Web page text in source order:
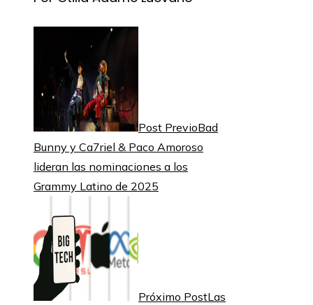
Post PrevioBad
Bunny y Ca7riel & Paco Amoroso
lideran las nominaciones a los
Grammy Latino de 2025
Próximo PostLas